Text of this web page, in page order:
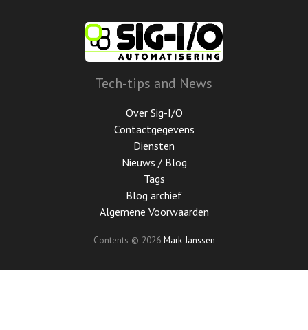
Tech-tips and News
Over Sig-I/O
Contactgegevens
Diensten
Nieuws / Blog
Tags
Blog archief
Algemene Voorwaarden
Contents © 2026 Mark Janssen